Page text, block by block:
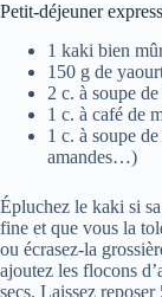
Petit-déjeuner
1 kaki bien
150 g de
2 c. à soupe
1 c. à café de
1 c. à soupe
amandes…)
Épluchez le kaki si
fine et que vous la
ou écrasez-la
ajoutez les flocons
secs. Laissez